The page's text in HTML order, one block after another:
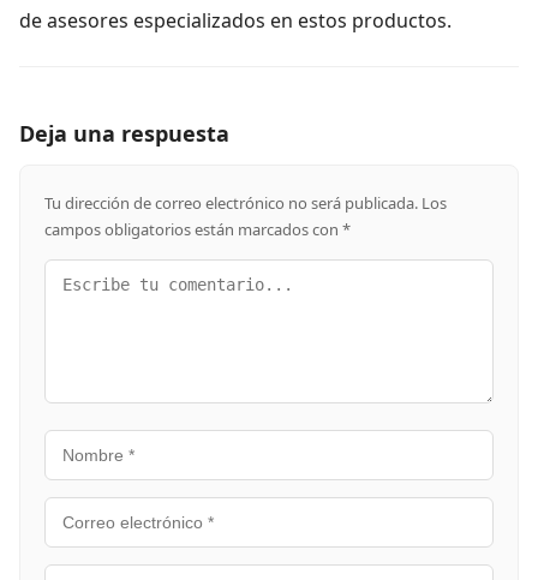
de asesores especializados en estos productos.
Deja una respuesta
Tu dirección de correo electrónico no será publicada. Los
campos obligatorios están marcados con *